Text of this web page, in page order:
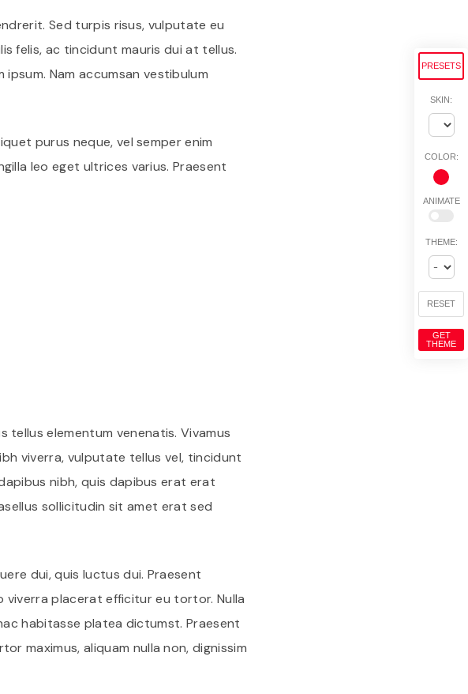
Sed turpis risus, vulputate eu
felis, ac tincidunt mauris dui at tellus.
Nam accumsan vestibulum
purus neque, vel semper enim
leo eget ultrices varius. Praesent
tellus elementum venenatis. Vivamus
viverra, vulputate tellus vel, tincidunt
nibh, quis dapibus erat erat
sollicitudin sit amet erat sed
dui, quis luctus dui. Praesent
viverra placerat efficitur eu tortor. Nulla
habitasse platea dictumst. Praesent
maximus, aliquam nulla non, dignissim
PRESETS
SKIN:
COLOR:
ANIMATE
THEME:
RESET
GET
THEME